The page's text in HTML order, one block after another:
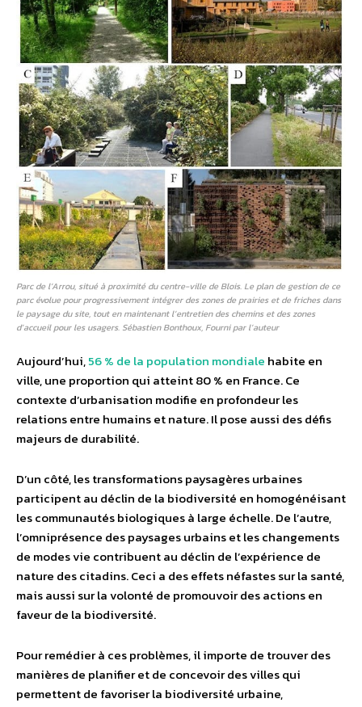
Parc de l’Arrou, situé à proximité du centre-ville de Blois. Le plan de gestion de ce
parc évolue pour progressivement intégrer des zones de prairies et de friches dans
le paysage du site, tout en maintenant l’entretien des chemins et des zones
d’accueil pour les usagers. Sébastien Bonthoux, Fourni par l’auteur
Aujourd’hui,56 % de la population mondiale habite en
ville, une proportion qui atteint 80 % en France. Ce
contexte d’urbanisation modifie en profondeur les
relations entre humains et nature. Il pose aussi des défis
majeurs de durabilité.
D’un côté, les transformations paysagères urbaines
participent au déclin de la biodiversité en homogénéisant
les communautés biologiques à large échelle. De l’autre,
l’omniprésence des paysages urbains et les changements
de modes vie contribuent au déclin de l’expérience de
nature des citadins. Ceci a des effets néfastes sur la santé,
mais aussi sur la volonté de promouvoir des actions en
faveur de la biodiversité.
Pour remédier à ces problèmes, il importe de trouver des
manières de planifier et de concevoir des villes qui
permettent de favoriser la biodiversité urbaine,